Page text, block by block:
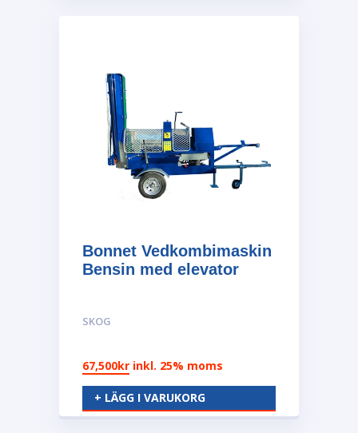
Bonnet Vedkombimaskin
Bensin med elevator
SKOG
67,500kr inkl. 25% moms
+ LÄGG I VARUKORG